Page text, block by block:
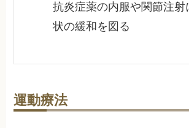
抗炎症薬の内服や関節注射
状の緩和を図る
運動療法